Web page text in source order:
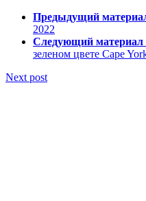
Предыдущий
2022
Следующий материал
зеленом цвете Cape
Next post